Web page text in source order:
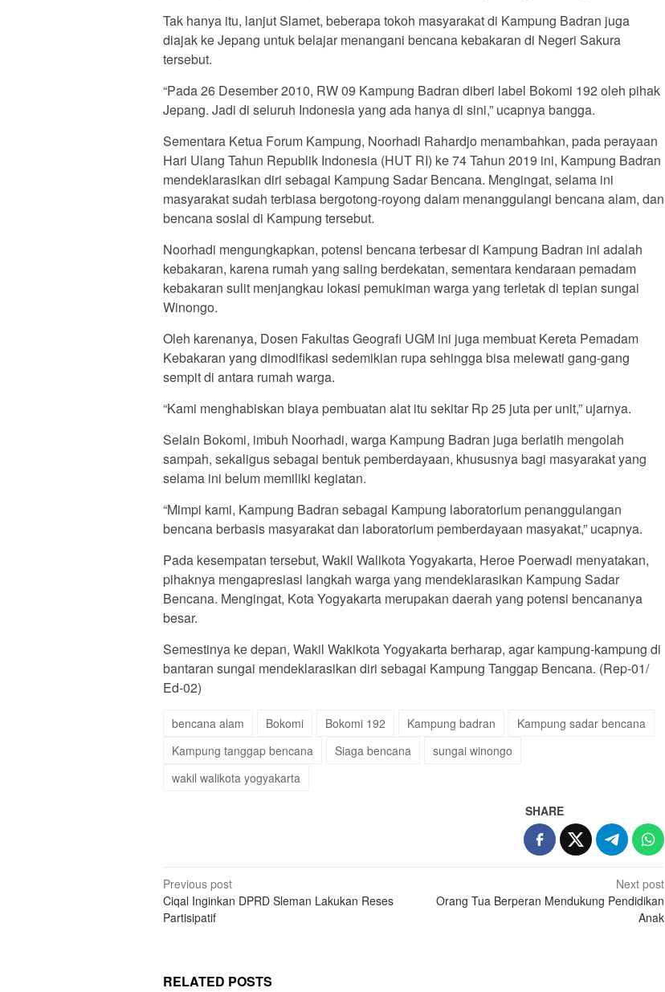
Tak hanya itu, lanjut Slamet, beberapa tokoh masyarakat di Kampung Badran juga
diajak ke Jepang untuk belajar menangani bencana kebakaran di Negeri Sakura
tersebut.
“Pada 26 Desember 2010, RW 09 Kampung Badran diberi label Bokomi 192 oleh pihak
Jepang. Jadi di seluruh Indonesia yang ada hanya di sini,” ucapnya bangga.
Sementara Ketua Forum Kampung, Noorhadi Rahardjo menambahkan, pada perayaan
Hari Ulang Tahun Republik Indonesia (HUT RI) ke 74 Tahun 2019 ini, Kampung Badran
mendeklarasikan diri sebagai Kampung Sadar Bencana. Mengingat, selama ini
masyarakat sudah terbiasa bergotong-royong dalam menanggulangi bencana alam, dan
bencana sosial di Kampung tersebut.
Noorhadi mengungkapkan, potensi bencana terbesar di Kampung Badran ini adalah
kebakaran, karena rumah yang saling berdekatan, sementara kendaraan pemadam
kebakaran sulit menjangkau lokasi pemukiman warga yang terletak di tepian sungai
Winongo.
Oleh karenanya, Dosen Fakultas Geografi UGM ini juga membuat Kereta Pemadam
Kebakaran yang dimodifikasi sedemikian rupa sehingga bisa melewati gang-gang
sempit di antara rumah warga.
“Kami menghabiskan biaya pembuatan alat itu sekitar Rp 25 juta per unit,” ujarnya.
Selain Bokomi, imbuh Noorhadi, warga Kampung Badran juga berlatih mengolah
sampah, sekaligus sebagai bentuk pemberdayaan, khususnya bagi masyarakat yang
selama ini belum memiliki kegiatan.
“Mimpi kami, Kampung Badran sebagai Kampung laboratorium penanggulangan
bencana berbasis masyarakat dan laboratorium pemberdayaan masyakat,” ucapnya.
Pada kesempatan tersebut, Wakil Walikota Yogyakarta, Heroe Poerwadi menyatakan,
pihaknya mengapresiasi langkah warga yang mendeklarasikan Kampung Sadar
Bencana. Mengingat, Kota Yogyakarta merupakan daerah yang potensi bencananya
besar.
Semestinya ke depan, Wakil Wakikota Yogyakarta berharap, agar kampung-kampung di
bantaran sungai mendeklarasikan diri sebagai Kampung Tanggap Bencana. (Rep-01/
Ed-02)
bencana alam Bokomi Bokomi 192 Kampung badran
Kampung sadar bencana
Kampung tanggap bencana
Siaga bencana
sungai winongo
wakil walikota yogyakarta
SHARE
Post
navigation
Previous post
Ciqal Inginkan DPRD Sleman Lakukan Reses
Partisipatif
Next post
Orang Tua Berperan Mendukung Pendidikan
Anak
RELATED POSTS